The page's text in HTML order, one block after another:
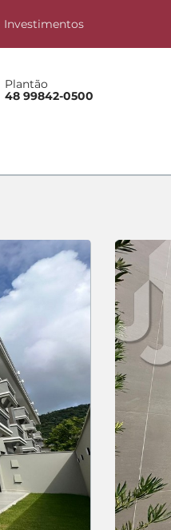
Investimentos
Plantão
48 99842-0500